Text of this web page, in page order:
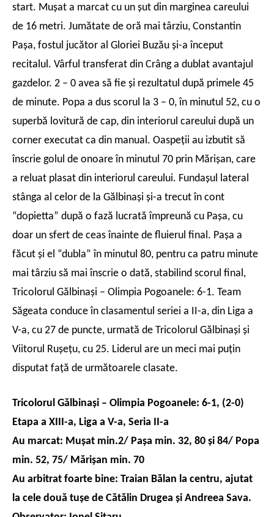
start. Muşat a marcat cu un şut din marginea careului
de 16 metri. Jumătate de oră mai târziu, Constantin
Paşa, fostul jucător al Gloriei Buzău şi-a început
recitalul. Vârful transferat din Crâng a dublat avantajul
gazdelor. 2 – 0 avea să fie şi rezultatul după primele 45
de minute. Popa a dus scorul la 3 – 0, în minutul 52, cu o
superbă lovitură de cap, din interiorul careului după un
corner executat ca din manual. Oaspeţii au izbutit să
înscrie golul de onoare în minutul 70 prin Mărişan, care
a reluat plasat din interiorul careului. Fundaşul lateral
stânga al celor de la Gălbinaşi şi-a trecut în cont
“dopietta” după o fază lucrată împreună cu Paşa, cu
doar un sfert de ceas înainte de fluierul final. Paşa a
făcut şi el “dubla” în minutul 80, pentru ca patru minute
mai târziu să mai înscrie o dată, stabilind scorul final,
Tricolorul Gălbinaşi – Olimpia Pogoanele: 6-1. Team
Săgeata conduce în clasamentul seriei a II-a, din Liga a
V-a, cu 27 de puncte, urmată de Tricolorul Gălbinaşi şi
Viitorul Ruşeţu, cu 25. Liderul are un meci mai puţin
disputat faţă de următoarele clasate.
Tricolorul Gălbinaşi – Olimpia Pogoanele: 6-1, (2-0)
Etapa a XIII-a, Liga a V-a, Seria II-a
Au marcat: Muşat min.2/ Paşa min. 32, 80 şi 84/ Popa
min. 52, 75/ Mărişan min. 70
Au arbitrat foarte bine: Traian Bălan la centru, ajutat
la cele două tuşe de Cătălin Drugea şi Andreea Sava.